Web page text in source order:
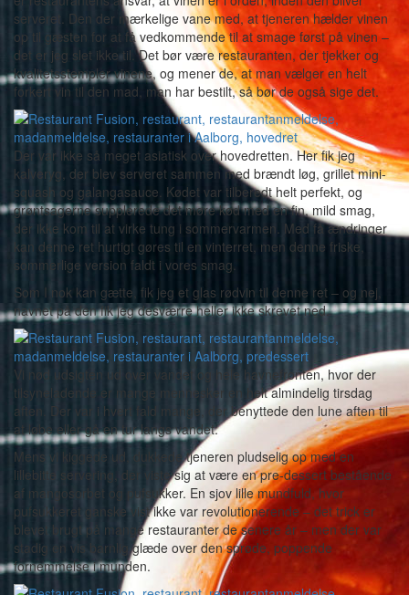
serveret. Den der mærkelige vane med, at tjeneren hælder vinen
op til gæsten for at få vedkommende til at smage først på vinen –
det er jeg slet ikke til. Det bør være restauranten, der tjekker og
kvalitetsstempler vinene, og mener de, at man vælger en helt
forkert vin til den mad, man har bestilt, så bør de også sige det.
Der var ikke så meget asiatisk over hovedretten. Her fik jeg
kalveryg, der blev serveret sammen med brændt løg, grillet mini-
squash og galangasauce. Kødet var tilberedt helt perfekt, og
grøntsagerne supplerede det møre kød med en fin, mild smag,
der ikke kom til at virke tung i sommervarmen. Med få ændringer
kan denne ret hurtigt gøres til en vinterret, men denne friske,
sommerlige version faldt i vores smag.
Som I nok kan gætte, fik jeg et glas rødvin til denne ret – og nej,
navnet på den fik jeg desværre heller ikke skrevet ned.
Vi nød udsigten ud over vandet og hele havnefronten, hvor der
tilsyneladende er mange mennesker en helt almindelig tirsdag
aften. Der var i hvert fald mange, der benyttede den lune aften til
at løbe eller gå en tur langs vandet.
Mens vi kiggede ud, dukkede tjeneren pludselig op med en
lillebitte servering, der viste sig at være en pre-dessert bestående
af mangosorbet og pufsukker. En sjov lille mundfuld, hvor
pufsukkeret ganske vist ikke var revolutionerende – det trick er
blevet brugt på mange restauranter de senere år – men der var
stadig en vis barnlig glæde over den sprøde, poppende
fornemmelse i munden.